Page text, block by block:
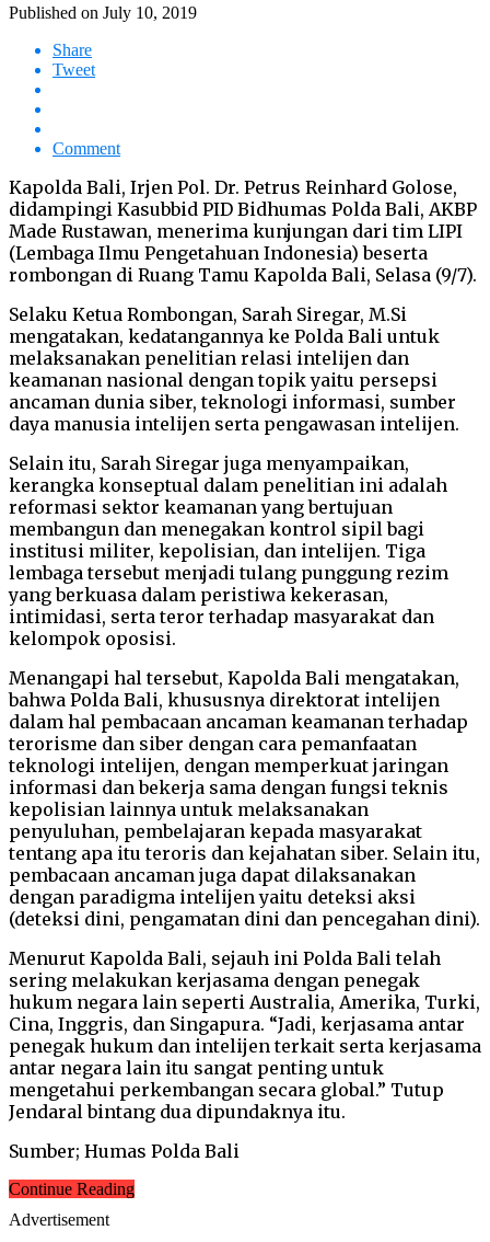
Published on July 10, 2019
Share
Tweet
Comment
Kapolda Bali, Irjen Pol. Dr. Petrus Reinhard Golose,
didampingi Kasubbid PID Bidhumas Polda Bali, AKBP
Made Rustawan, menerima kunjungan dari tim LIPI
(Lembaga Ilmu Pengetahuan Indonesia) beserta
rombongan di Ruang Tamu Kapolda Bali, Selasa (9/7).
Selaku Ketua Rombongan, Sarah Siregar, M.Si
mengatakan, kedatangannya ke Polda Bali untuk
melaksanakan penelitian relasi intelijen dan
keamanan nasional dengan topik yaitu persepsi
ancaman dunia siber, teknologi informasi, sumber
daya manusia intelijen serta pengawasan intelijen.
Selain itu, Sarah Siregar juga menyampaikan,
kerangka konseptual dalam penelitian ini adalah
reformasi sektor keamanan yang bertujuan
membangun dan menegakan kontrol sipil bagi
institusi militer, kepolisian, dan intelijen. Tiga
lembaga tersebut menjadi tulang punggung rezim
yang berkuasa dalam peristiwa kekerasan,
intimidasi, serta teror terhadap masyarakat dan
kelompok oposisi.
Menangapi hal tersebut, Kapolda Bali mengatakan,
bahwa Polda Bali, khususnya direktorat intelijen
dalam hal pembacaan ancaman keamanan terhadap
terorisme dan siber dengan cara pemanfaatan
teknologi intelijen, dengan memperkuat jaringan
informasi dan bekerja sama dengan fungsi teknis
kepolisian lainnya untuk melaksanakan
penyuluhan, pembelajaran kepada masyarakat
tentang apa itu teroris dan kejahatan siber. Selain itu,
pembacaan ancaman juga dapat dilaksanakan
dengan paradigma intelijen yaitu deteksi aksi
(deteksi dini, pengamatan dini dan pencegahan dini).
Menurut Kapolda Bali, sejauh ini Polda Bali telah
sering melakukan kerjasama dengan penegak
hukum negara lain seperti Australia, Amerika, Turki,
Cina, Inggris, dan Singapura. “Jadi, kerjasama antar
penegak hukum dan intelijen terkait serta kerjasama
antar negara lain itu sangat penting untuk
mengetahui perkembangan secara global.” Tutup
Jendaral bintang dua dipundaknya itu.
Sumber; Humas Polda Bali
Continue Reading
Advertisement